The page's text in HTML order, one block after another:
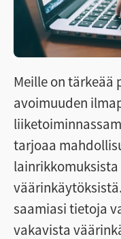
Meille on
avoimuuden
tarjoaa
saamiasi tietoja
vakavista